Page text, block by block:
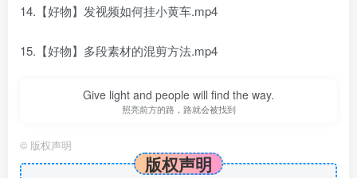
14.【好物】发视频如何挂小黄车.mp4
15.【好物】多段素材的混剪方法.mp4
Give light and people will find the way.
照亮前方的路，路就会被找到
© 版权声明
版权声明